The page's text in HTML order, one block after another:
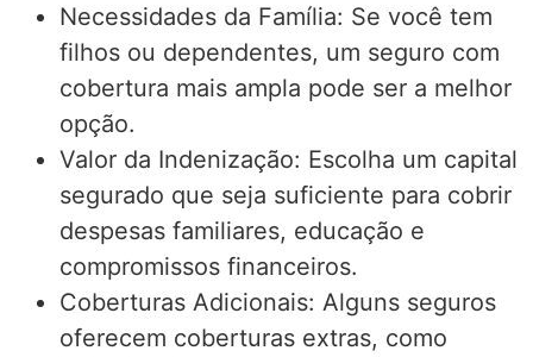
Necessidades da Família: Se você tem
filhos ou dependentes, um seguro com
cobertura mais ampla pode ser a melhor
opção.
Valor da Indenização: Escolha um capital
segurado que seja suficiente para cobrir
despesas familiares, educação e
compromissos financeiros.
Coberturas Adicionais: Alguns seguros
oferecem coberturas extras, como